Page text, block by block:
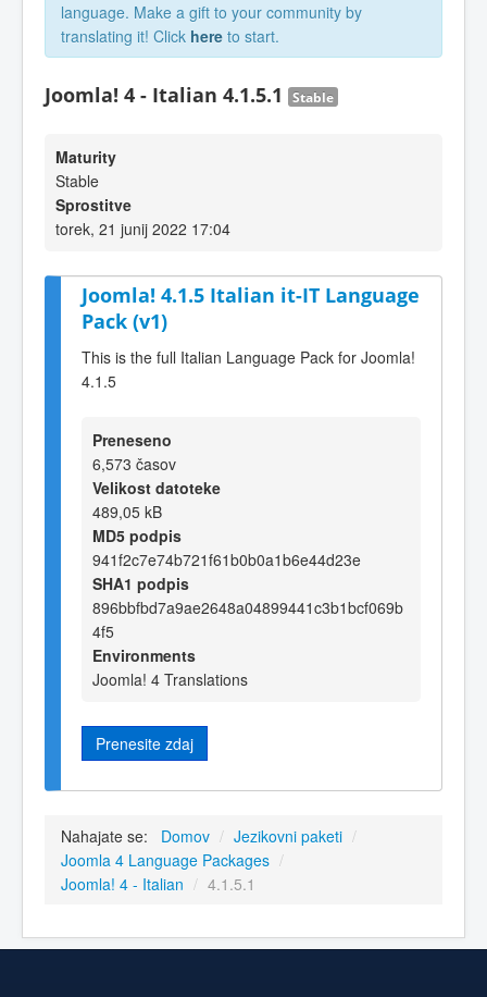
language. Make a gift to your community by
translating it! Click here to start.
Joomla! 4 - Italian 4.1.5.1 Stable
Maturity
Stable
Sprostitve
torek, 21 junij 2022 17:04
Joomla! 4.1.5 Italian it-IT Language
Pack (v1)
This is the full Italian Language Pack for Joomla!
4.1.5
Preneseno
6,573 časov
Velikost datoteke
489,05 kB
MD5 podpis
941f2c7e74b721f61b0b0a1b6e44d23e
SHA1 podpis
896bbfbd7a9ae2648a04899441c3b1bcf069b
4f5
Environments
Joomla! 4 Translations
Prenesite zdaj
Nahajate se: Domov / Jezikovni paketi /
Joomla 4 Language Packages /
Joomla! 4 - Italian / 4.1.5.1